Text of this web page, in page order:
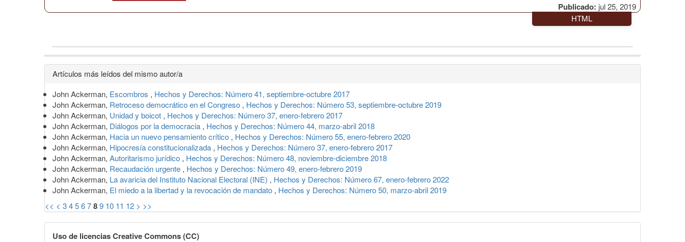
Publicado: jul 25, 2019
HTML
Detalles
del
artículo
Artículos más leídos del mismo autor/a
John Ackerman, Escombros , Hechos y Derechos: Número 41, septiembre-octubre 2017
John Ackerman, Retroceso democrático en el Congreso , Hechos y Derechos: Número 53, septiembre-octubre 2019
John Ackerman, Unidad y boicot , Hechos y Derechos: Número 37, enero-febrero 2017
John Ackerman, Diálogos por la democracia , Hechos y Derechos: Número 44, marzo-abril 2018
John Ackerman, Hacia un nuevo pensamiento crítico , Hechos y Derechos: Número 55, enero-febrero 2020
John Ackerman, Hipocresía constitucionalizada , Hechos y Derechos: Número 37, enero-febrero 2017
John Ackerman, Autoritarismo jurídico , Hechos y Derechos: Número 48, noviembre-diciembre 2018
John Ackerman, Recaudación urgente , Hechos y Derechos: Número 49, enero-febrero 2019
John Ackerman, La avaricia del Instituto Nacional Electoral (INE) , Hechos y Derechos: Número 67, enero-febrero 2022
John Ackerman, El miedo a la libertad y la revocación de mandato , Hechos y Derechos: Número 50, marzo-abril 2019
<< < 3456789 10 11 12 > >>
Uso de licencias Creative Commons (CC)